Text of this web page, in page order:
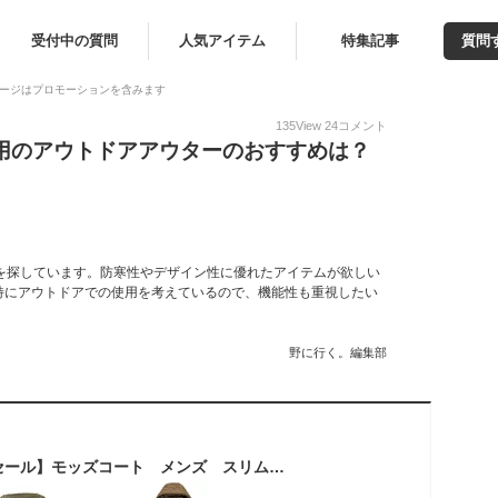
受付中の質問 人気アイテム 特集記事 質問
ジはプロモーションを含みます
135View 24コメント
のアウトドアアウターのおすすめは？
しています。防寒性やデザイン性に優れたアイテムが欲しい
アウトドアでの使用を考えているので、機能性も重視したい
野に行く。編集部
【送料無料】【激安セール】モッズコート メンズ スリム コート メンズ フード付き モッズコート 大きいサイズ グリーン アウター 中綿 ダウンジャケット 大きいサイズ コート 防寒 防風 厚手 アウトドア 冬服 カーキ 紺色